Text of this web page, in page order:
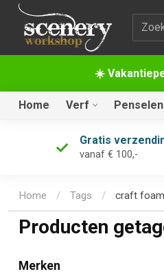
☀️
Home Verf Penselen
Gratis
vanaf € 100,-
Home / Tags / craft
Producten
Merken